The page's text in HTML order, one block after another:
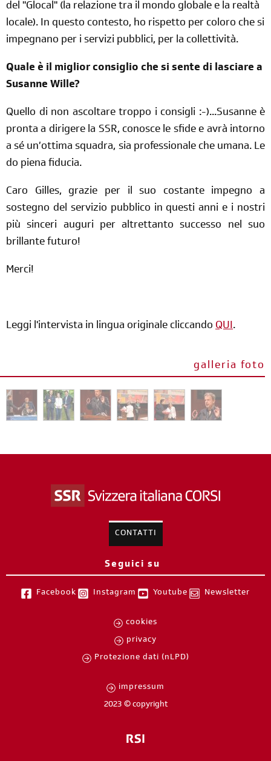
del "Glocal" (la relazione tra il mondo globale e la realtà
locale). In questo contesto, ho rispetto per coloro che si
impegnano per i servizi pubblici, per la collettività.
Quale è il miglior consiglio che si sente di lasciare a
Susanne Wille?
Quello di non ascoltare troppo i consigli :-)...Susanne è
pronta a dirigere la SSR, conosce le sfide e avrà intorno
a sé un’ottima squadra, sia professionale che umana. Le
do piena fiducia.
Caro Gilles, grazie per il suo costante impegno a
sostegno del servizio pubblico in questi anni e i nostri
più sinceri auguri per altrettanto successo nel suo
brillante futuro!
Merci!
Leggi l'intervista in lingua originale cliccando QUI.
galleria foto
CONTATTI
Seguici su
Facebook Instagram Youtube Newsletter
cookies
privacy
Protezione dati (nLPD)
impressum
2023 © copyright